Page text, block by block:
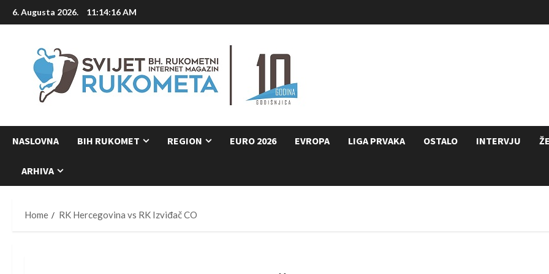
Skip
to
6. Augusta 2026. 11:14:16 AM
NASLOVNA BIH RUKOMET REGION EURO 2026 EVROPA LIGA PRVAKA OSTALO INTERVJU
ARHIVA
Home RK Hercegovina vs RK Izviđač CO